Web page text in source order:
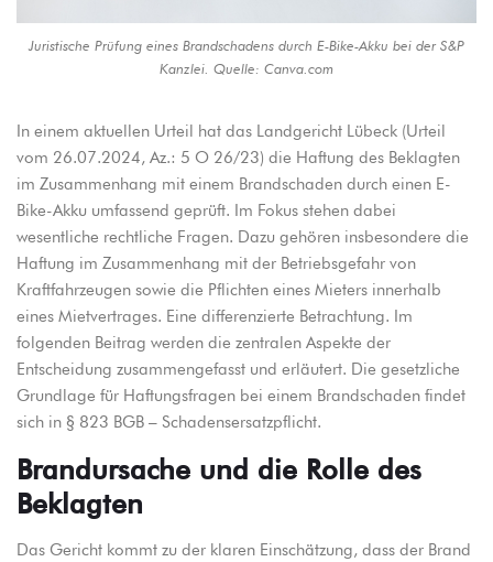
Juristische Prüfung eines Brandschadens durch E-Bike-Akku bei der S&P
Kanzlei. Quelle: Canva.com
In einem aktuellen Urteil hat das Landgericht Lübeck (Urteil
vom 26.07.2024, Az.: 5 O 26/23) die Haftung des Beklagten
im Zusammenhang mit einem Brandschaden durch einen E-
Bike-Akku umfassend geprüft. Im Fokus stehen dabei
wesentliche rechtliche Fragen. Dazu gehören insbesondere die
Haftung im Zusammenhang mit der Betriebsgefahr von
Kraftfahrzeugen sowie die Pflichten eines Mieters innerhalb
eines Mietvertrages. Eine differenzierte Betrachtung. Im
folgenden Beitrag werden die zentralen Aspekte der
Entscheidung zusammengefasst und erläutert. Die gesetzliche
Grundlage für Haftungsfragen bei einem Brandschaden findet
sich in § 823 BGB – Schadensersatzpflicht.
Brandursache und die Rolle des
Beklagten
Das Gericht kommt zu der klaren Einschätzung, dass der Brand